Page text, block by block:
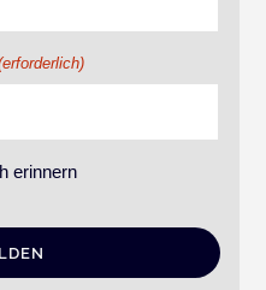
erinnern